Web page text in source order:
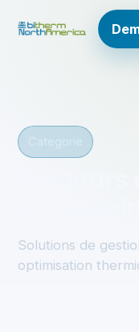
Solutions de
optimisation